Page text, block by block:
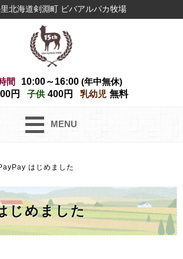
北海道剣淵町 ビバアルパカ牧場
間 10:00～16:00 (年中無休)
円 子供 400円 乳幼児 無料
MENU
はじめました
じめました